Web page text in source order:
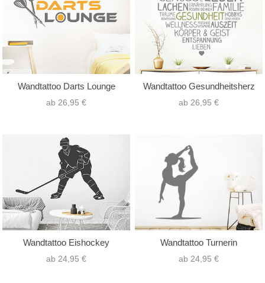
Wandtattoo Darts Lounge
ab 26,95 €
Wandtattoo Gesundheitsherz
ab 26,95 €
Wandtattoo Eishockey
ab 24,95 €
Wandtattoo Turnerin
ab 24,95 €